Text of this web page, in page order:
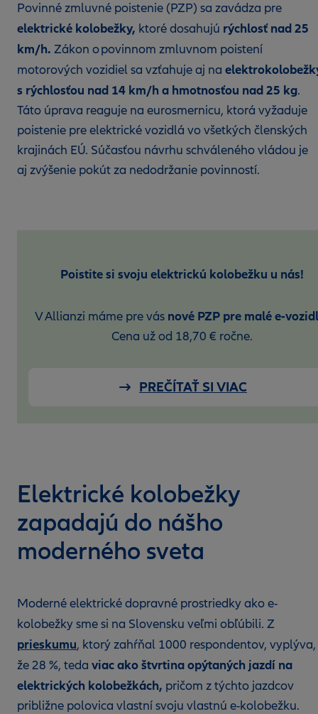
Povinné zmluvné poistenie (PZP) sa zavádza pre
elektrické kolobežky, ktoré dosahujú rýchlosť nad 25
km/h. Zákon o povinnom zmluvnom poistení
motorových vozidiel sa vzťahuje aj na
s rýchlosťou nad 14 km/h a hmotnosťou nad 25 kg.
Táto úprava reaguje na eurosmernicu, ktorá vyžaduje
poistenie pre elektrické vozidlá vo všetkých členských
krajinách EÚ. Súčasťou návrhu schváleného vládou je
aj zvýšenie pokút za nedodržanie povinností.
Poistite si svoju elektrickú kolobežku u nás!
V Allianzi máme pre vás nové PZP pre malé e-
Cena už od 18,70 € ročne.
PREČÍTAŤ SI VIAC
Elektrické kolobežky
zapadajú do nášho
moderného sveta
Moderné elektrické dopravné prostriedky ako e-
kolobežky sme si na Slovensku veľmi obľúbili. Z
prieskumu, ktorý zahŕňal 1000 respondentov, vyplýva,
že 28 %, teda viac ako štvrtina opýtaných jazdí na
elektrických kolobežkách, pričom z týchto jazdcov
približne polovica vlastní svoju vlastnú e-kolobežku.